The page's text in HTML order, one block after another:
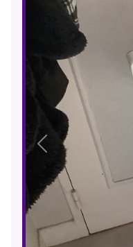
Précédent